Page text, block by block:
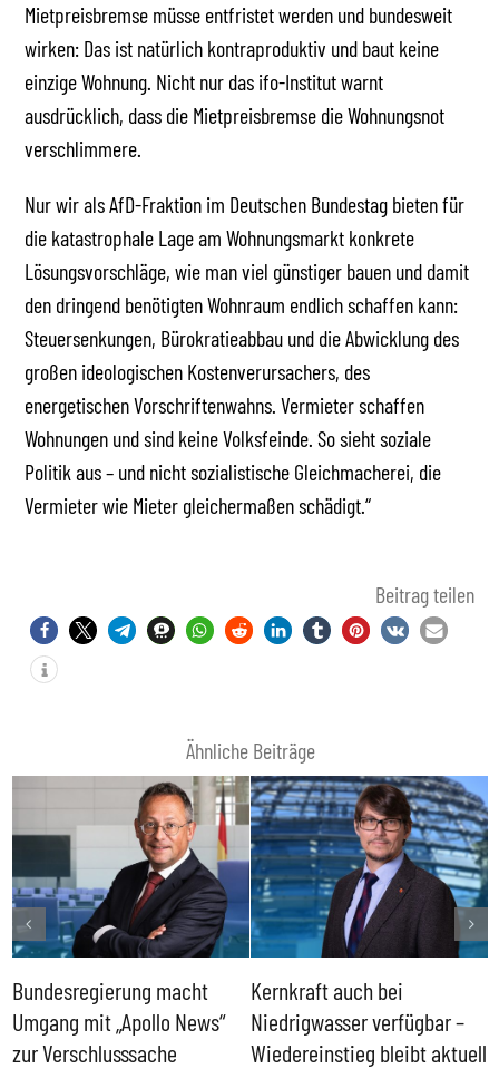
Mietpreisbremse müsse entfristet werden und bundesweit
wirken: Das ist natürlich kontraproduktiv und baut keine
einzige Wohnung. Nicht nur das ifo-Institut warnt
ausdrücklich, dass die Mietpreisbremse die Wohnungsnot
verschlimmere.
Nur wir als AfD-Fraktion im Deutschen Bundestag bieten für
die katastrophale Lage am Wohnungsmarkt konkrete
Lösungsvorschläge, wie man viel günstiger bauen und damit
den dringend benötigten Wohnraum endlich schaffen kann:
Steuersenkungen, Bürokratieabbau und die Abwicklung des
großen ideologischen Kostenverursachers, des
energetischen Vorschriftenwahns. Vermieter schaffen
Wohnungen und sind keine Volksfeinde. So sieht soziale
Politik aus – und nicht sozialistische Gleichmacherei, die
Vermieter wie Mieter gleichermaßen schädigt.“
Beitrag teilen
Ähnliche Beiträge
Bundesregierung macht
Umgang mit „Apollo News“
zur Verschlusssache
Kernkraft auch bei
Niedrigwasser verfügbar –
Wiedereinstieg bleibt aktuell